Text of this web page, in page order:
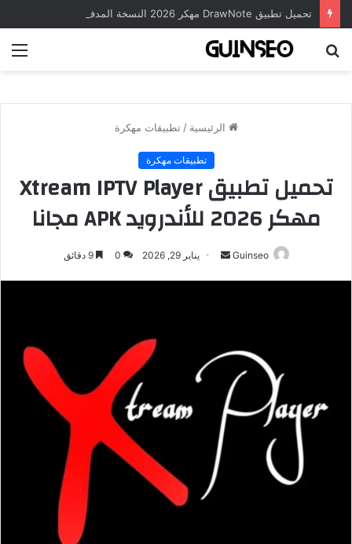
الرئيسية / تطبيقات مهكرة
تطبيقات مهكرة
تحميل تطبيق Xtream IPTV Player
مهكر 2026 للأندرويد APK مجانا
Guinseo
أرسليناير 29, 2026 0 9 دقائق